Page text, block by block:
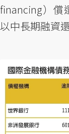
financing）償
以中長期融資